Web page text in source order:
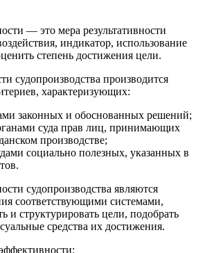
— это мера результативности
индикатор, использование
степень достижения цели.
судопроизводства производится
характеризующих:
законных и обоснованных решений;
суда прав лиц, принимающих
производстве;
социально полезных, указанных в
судопроизводства являются
соответствующими системами,
и структурировать цели, подобрать
средства их достижения.